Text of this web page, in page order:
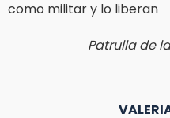
Patrulla de